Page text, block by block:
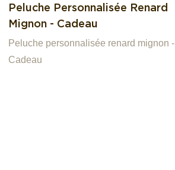
Peluche Personnalisée Renard
Mignon - Cadeau
Peluche personnalisée renard mignon -
Cadeau